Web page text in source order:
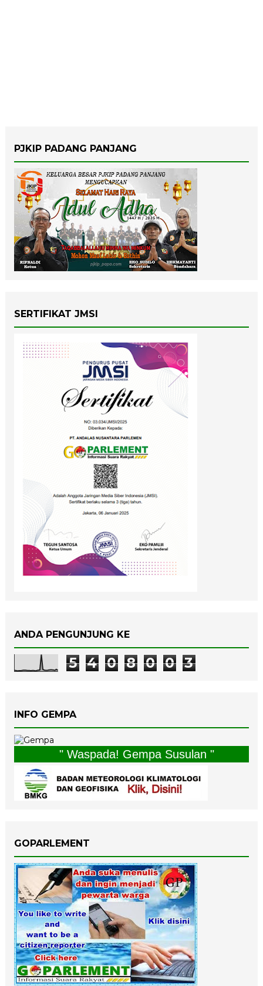
PJKIP PADANG PANJANG
SERTIFIKAT JMSI
ANDA PENGUNJUNG KE
5 4 0 8 0 0 3
INFO GEMPA
" Waspada! Gempa Susulan "
GOPARLEMENT